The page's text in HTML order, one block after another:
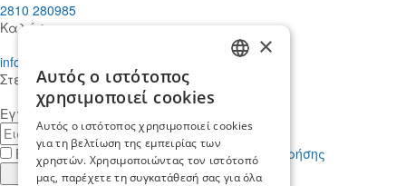
2810 280985
Καλέστε μας
info@mdcstiakakis.gr
Στείλτε μας το μήνυμά σας
Εγγραφείτε στο Newsletter μας
E-
mailΈχω διαβάσει κι αποδέχομαι τους
όρους χρήσης
Εγγραφή
×
Αυτός ο ιστότοπος
χρησιμοποιεί cookies
Αυτός ο ιστότοπος χρησιμοποιεί cookies
για τη βελτίωση της εμπειρίας των
χρηστών. Χρησιμοποιώντας τον ιστότοπό
μας, παρέχετε τη συγκατάθεσή σας για όλα